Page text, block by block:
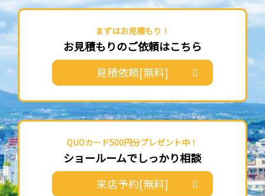
まずはお見積もり！
お見積もりのご依頼はこちら
見積依頼[無料]
QUOカード500円分プレゼント中！
ショールームでしっかり相談
来店予約[無料]